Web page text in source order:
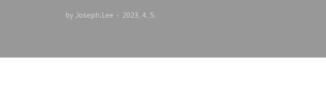
by Joseph.Lee 2023. 4. 5.